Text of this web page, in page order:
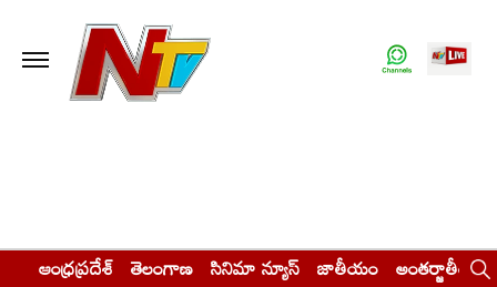
ఆంధ్రప్రదేశ్ తెలంగాణ సినిమా న్యూస్ జాతీయం అంతర్జాతీయం